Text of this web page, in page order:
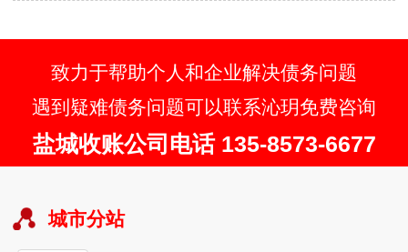
致力于帮助个人和企业解决债务问题
遇到疑难债务问题可以联系沁玥免费咨询
盐城收账公司电话 135-8573-6677
城市分站